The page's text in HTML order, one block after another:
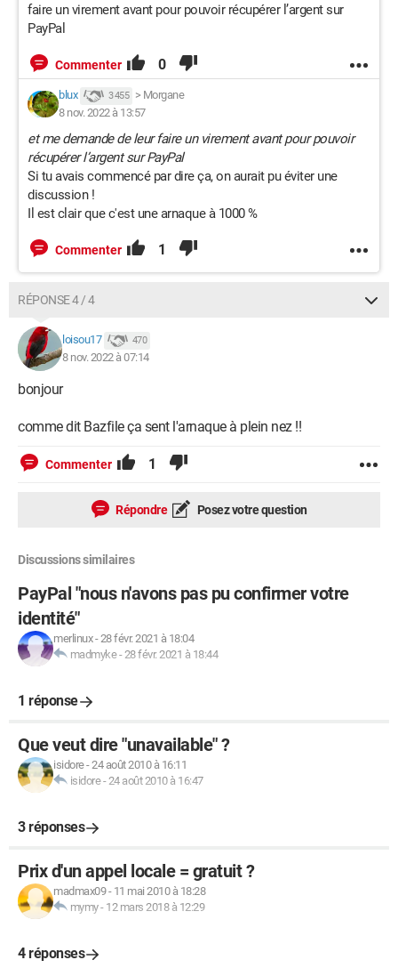
faire un virement avant pour pouvoir récupérer l’argent sur
PayPal
Commenter 0
blux 3 455 > Morgane
8 nov. 2022 à 13:57
et me demande de leur faire un virement avant pour pouvoir
récupérer l’argent sur PayPal
Si tu avais commencé par dire ça, on aurait pu éviter une
discussion !
Il est clair que c'est une arnaque à 1000 %
Commenter 1
RÉPONSE 4 / 4
loisou17 470
8 nov. 2022 à 07:14
bonjour
comme dit Bazfile ça sent l'arnaque à plein nez !!
Commenter 1
Répondre Posez votre question
Discussions similaires
PayPal "nous n'avons pas pu confirmer votre
identité"
merlinux-28 févr. 2021 à 18:04
madmyke-28 févr. 2021 à 18:44
1 réponse
Que veut dire "unavailable" ?
isidore-24 août 2010 à 16:11
isidore-24 août 2010 à 16:47
3 réponses
Prix d'un appel locale = gratuit ?
madmax09- 11 mai 2010 à 18:28
mymy- 12 mars 2018 à 12:29
4 réponses